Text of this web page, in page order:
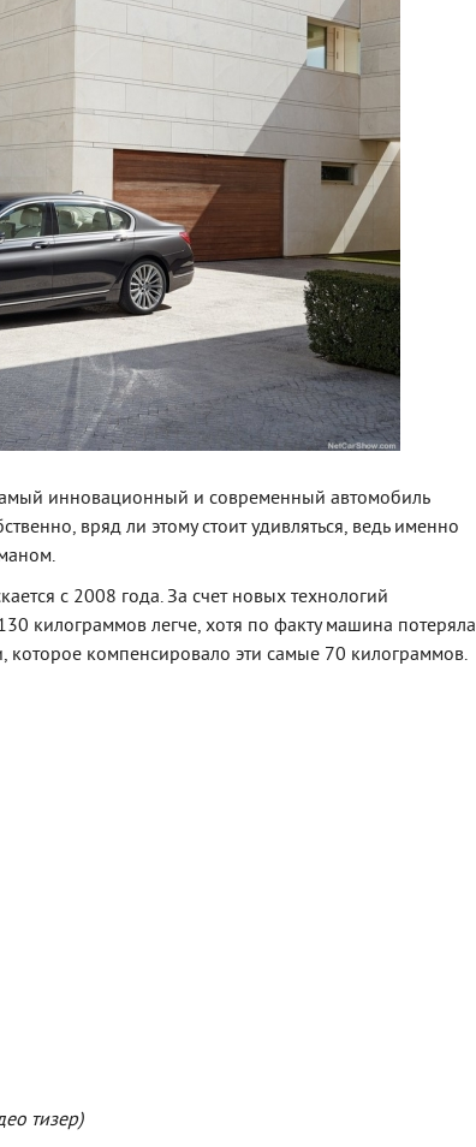
инновационный и современный автомобиль
вряд ли этому стоит удивляться, ведь именно
с 2008 года. За счет новых технологий
килограммов легче, хотя по факту машина потеряла
компенсировало эти самые 70 килограммов.
тизер)